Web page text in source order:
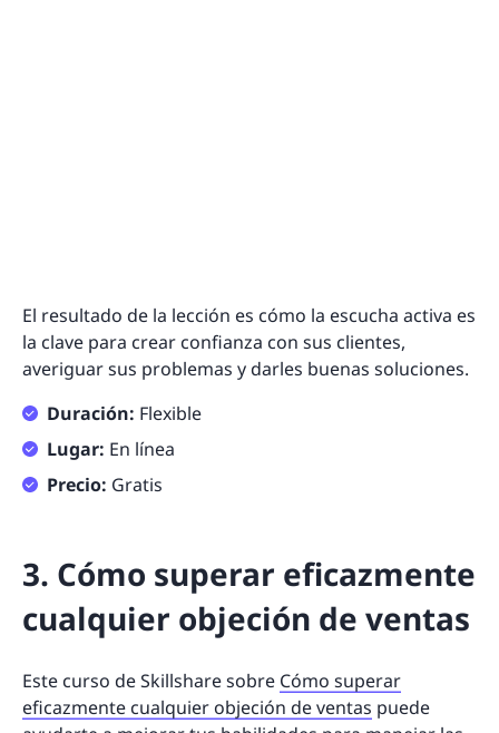
El resultado de la lección es cómo la escucha activa es
la clave para crear confianza con sus clientes,
averiguar sus problemas y darles buenas soluciones.
Duración: Flexible
Lugar: En línea
Precio: Gratis
3. Cómo superar eficazmente
cualquier objeción de ventas
Este curso de Skillshare sobre Cómo superar
eficazmente cualquier objeción de ventas puede